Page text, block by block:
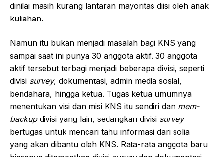
dinilai masih kurang lantaran mayoritas diisi oleh anak
kuliahan.
Namun itu bukan menjadi masalah bagi KNS yang
sampai saat ini punya 30 anggota aktif. 30 anggota
aktif tersebut terbagi menjadi beberapa divisi, seperti
divisi survey, dokumentasi, admin media sosial,
bendahara, hingga ketua. Tugas ketua umumnya
menentukan visi dan misi KNS itu sendiri dan mem-
backup divisi yang lain, sedangkan divisi survey
bertugas untuk mencari tahu informasi dari solia
yang akan dibantu oleh KNS. Rata-rata anggota baru